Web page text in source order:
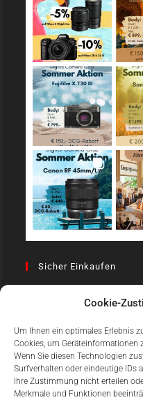
Cookie-
Um Ihnen ein optimales Erlebnis
Cookies, um Geräteinformationen
Wenn Sie diesen Technologien
Surfverhalten oder eindeutige IDs
Ihre Zustimmung nicht erteilen
Merkmale und Funktionen
Sicher Einkaufen
Einfach Online